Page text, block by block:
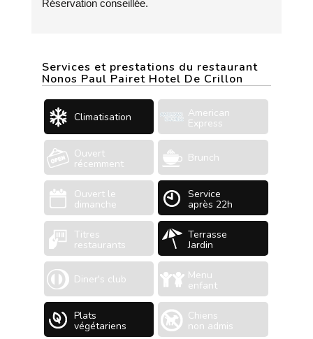
Réservation conseillée.
Services et prestations du restaurant
Nonos Paul Pairet Hotel De Crillon
Climatisation American
Express
Ouvert
récemment Brunch
Ouvert le
dimanche
Service
après 22h
Titres
restaurants
Terrasse
Jardin
Diner's club Menu
enfant
Plats
végétariens
Chiens
non admis